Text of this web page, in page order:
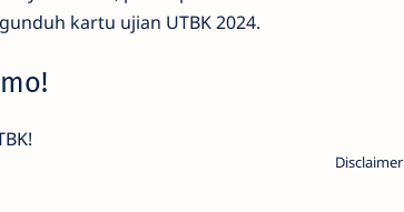
kartu ujian UTBK 2024.
Disclaimer